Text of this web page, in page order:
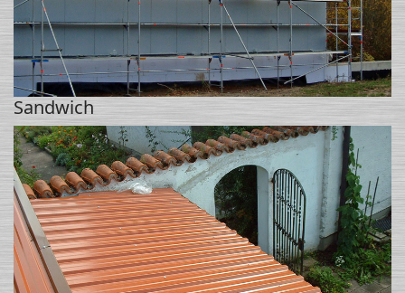
Sandwich